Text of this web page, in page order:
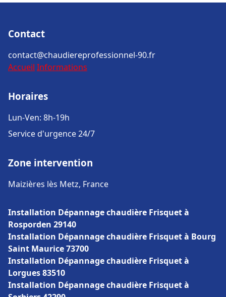
Contact
contact@chaudiereprofessionnel-90.fr
Accueil Informations
Horaires
Lun-Ven: 8h-19h
Service d'urgence 24/7
Zone intervention
Maizières lès Metz, France
Installation Dépannage chaudière Frisquet à
Rosporden 29140
Installation Dépannage chaudière Frisquet à Bourg
Saint Maurice 73700
Installation Dépannage chaudière Frisquet à
Lorgues 83510
Installation Dépannage chaudière Frisquet à